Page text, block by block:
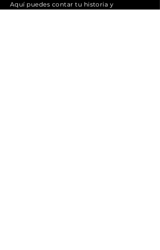
Aquí puedes contar tu historia y